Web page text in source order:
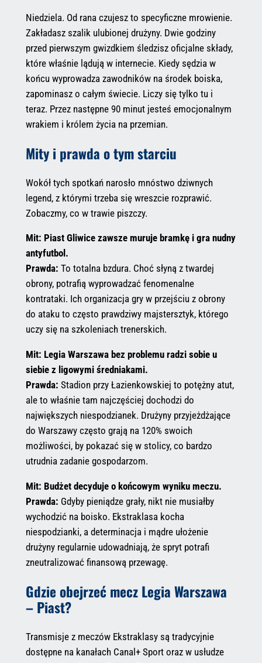
Niedziela. Od rana czujesz to specyficzne mrowienie.
Zakładasz szalik ulubionej drużyny. Dwie godziny
przed pierwszym gwizdkiem śledzisz oficjalne składy,
które właśnie lądują w internecie. Kiedy sędzia w
końcu wyprowadza zawodników na środek boiska,
zapominasz o całym świecie. Liczy się tylko tu i
teraz. Przez następne 90 minut jesteś emocjonalnym
wrakiem i królem życia na przemian.
Mity i prawda o tym starciu
Wokół tych spotkań narosło mnóstwo dziwnych
legend, z którymi trzeba się wreszcie rozprawić.
Zobaczmy, co w trawie piszczy.
Mit: Piast Gliwice zawsze muruje bramkę i gra nudny
antyfutbol.
Prawda: To totalna bzdura. Choć słyną z twardej
obrony, potrafią wyprowadzać fenomenalne
kontrataki. Ich organizacja gry w przejściu z obrony
do ataku to często prawdziwy majstersztyk, którego
uczy się na szkoleniach trenerskich.
Mit: Legia Warszawa bez problemu radzi sobie u
siebie z ligowymi średniakami.
Prawda: Stadion przy Łazienkowskiej to potężny atut,
ale to właśnie tam najczęściej dochodzi do
największych niespodzianek. Drużyny przyjeżdżające
do Warszawy często grają na 120% swoich
możliwości, by pokazać się w stolicy, co bardzo
utrudnia zadanie gospodarzom.
Mit: Budżet decyduje o końcowym wyniku meczu.
Prawda: Gdyby pieniądze grały, nikt nie musiałby
wychodzić na boisko. Ekstraklasa kocha
niespodzianki, a determinacja i mądre ułożenie
drużyny regularnie udowadniają, że spryt potrafi
zneutralizować finansową przewagę.
Gdzie obejrzeć mecz Legia Warszawa
– Piast?
Transmisje z meczów Ekstraklasy są tradycyjnie
dostępne na kanałach Canal+ Sport oraz w usłudze